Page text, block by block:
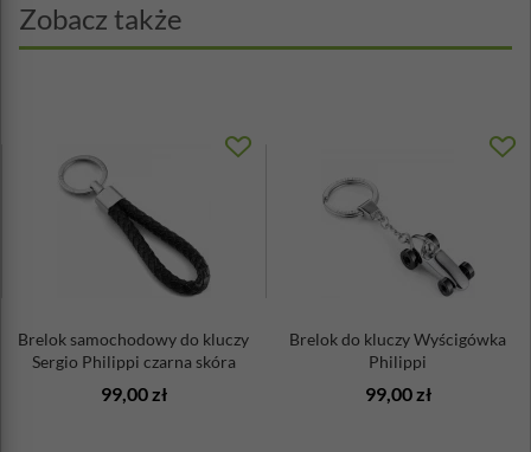
Zobacz także
Brelok samochodowy do kluczy
Sergio Philippi czarna skóra
99,00 zł
Brelok do kluczy Wyścigówka
Philippi
99,00 zł